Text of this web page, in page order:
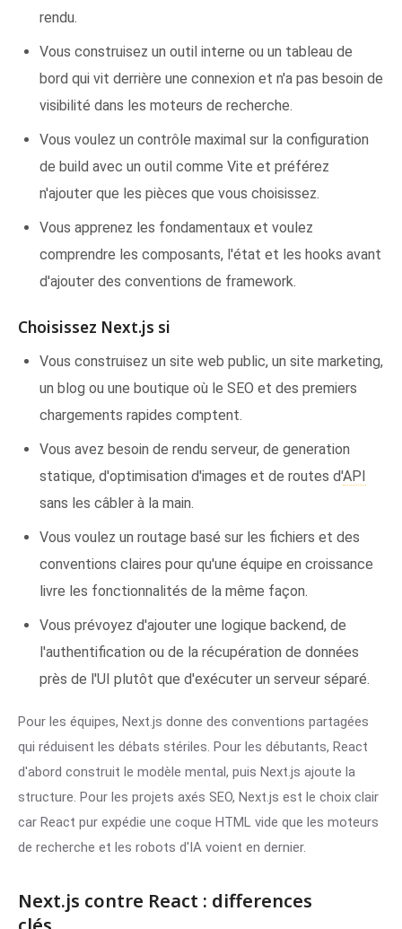
rendu.
Vous construisez un outil interne ou un tableau de
bord qui vit derrière une connexion et n'a pas besoin de
visibilité dans les moteurs de recherche.
Vous voulez un contrôle maximal sur la configuration
de build avec un outil comme Vite et préférez
n'ajouter que les pièces que vous choisissez.
Vous apprenez les fondamentaux et voulez
comprendre les composants, l'état et les hooks avant
d'ajouter des conventions de framework.
Choisissez Next.js si
Vous construisez un site web public, un site marketing,
un blog ou une boutique où le SEO et des premiers
chargements rapides comptent.
Vous avez besoin de rendu serveur, de generation
statique, d'optimisation d'images et de routes d'API
sans les câbler à la main.
Vous voulez un routage basé sur les fichiers et des
conventions claires pour qu'une équipe en croissance
livre les fonctionnalités de la même façon.
Vous prévoyez d'ajouter une logique backend, de
l'authentification ou de la récupération de données
près de l'UI plutôt que d'exécuter un serveur séparé.
Pour les équipes, Next.js donne des conventions partagées
qui réduisent les débats stériles. Pour les débutants, React
d'abord construit le modèle mental, puis Next.js ajoute la
structure. Pour les projets axés SEO, Next.js est le choix clair
car React pur expédie une coque HTML vide que les moteurs
de recherche et les robots d'IA voient en dernier.
Next.js contre React : differences